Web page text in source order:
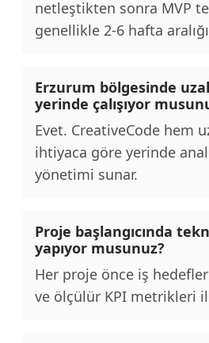
netleştikten sonra MVP
genellikle 2-6 hafta
Erzurum bölgesinde
yerinde çalışıyor
Evet. CreativeCode hem
ihtiyaca göre yerinde
yönetimi sunar.
Proje başlangıcında
yapıyor musunuz?
Her proje önce iş
ve ölçülür KPI metrikleri